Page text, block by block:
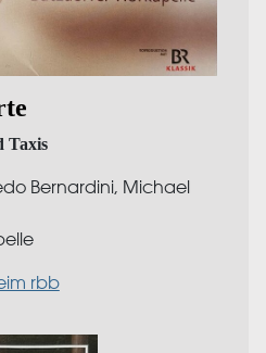
Taxis
Bernardini, Michael
rbb